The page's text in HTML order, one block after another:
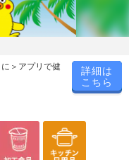
＞アプリで健
詳細は
こちら